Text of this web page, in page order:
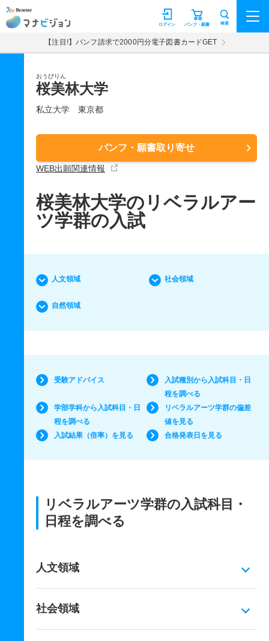
マナビジョン パンフ・願書
ログイン 検索
【注目!】パンフ請求で2000円分電子図書カードGET
おうびりん
桜美林大学
私立大学 東京都
パンフ・願書取り寄せ
WEB出願関連情報
桜美林大学のリベラルアー
ツ学群の入試
人文領域 社会領域
自然領域
受験アドバイス
入試種別から入試科目・日
程を調べる
学部学科から入試科目・日
程を調べる
リベラルアーツ学群の偏差
値を見る
入試結果（倍率）を見る
合格発表日を見る
リベラルアーツ学群の入試科目・
日程を調べる
人文領域
社会領域